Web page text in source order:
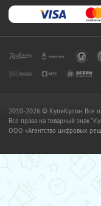
2010-2026 © КупиКупон. Все
Все права на товарный знак
OOO «Агентство цифровых